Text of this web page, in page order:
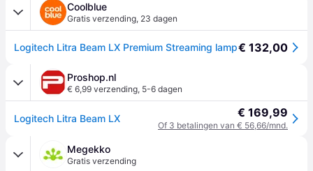
Coolblue
Gratis verzending, 23 dagen
Logitech Litra Beam LX Premium Streaming lamp€ 132,00
Proshop.nl
€ 6,99 verzending, 5-6 dagen
Logitech Litra Beam LX € 169,99
Of 3 betalingen van € 56,66/mnd.
Megekko
Gratis verzending